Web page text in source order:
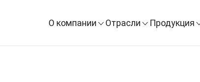
О компании Отрасли Продукция